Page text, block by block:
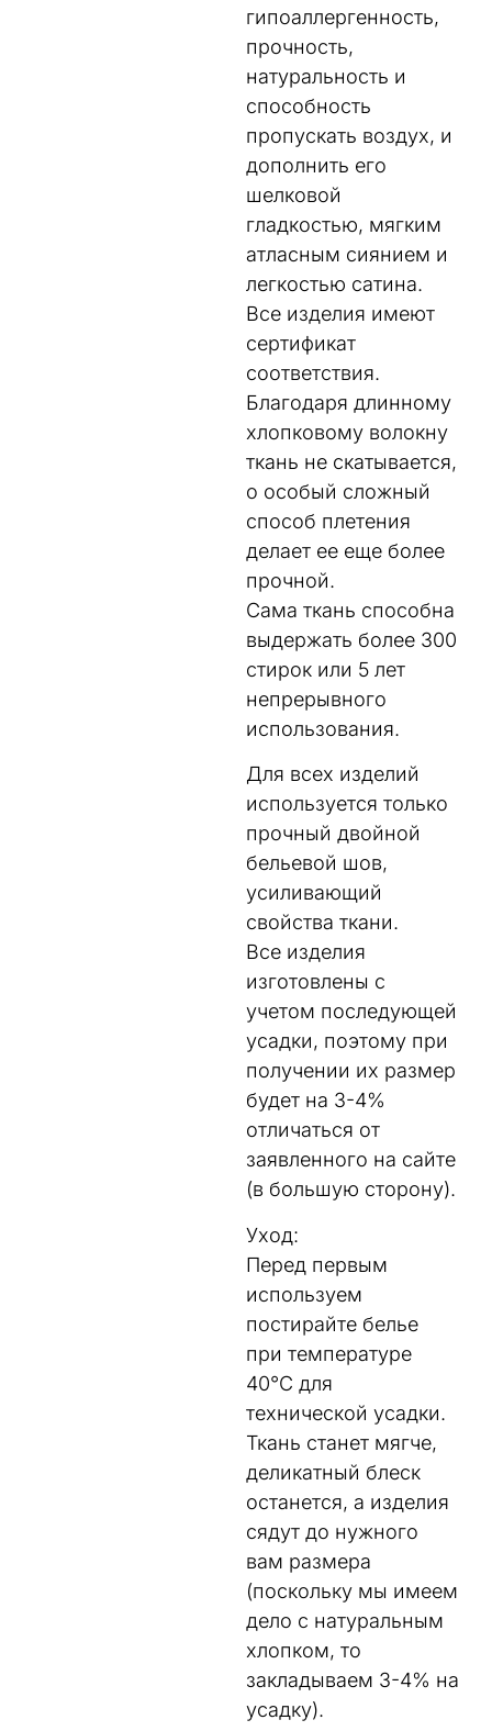
гипоаллергенность,
прочность,
натуральность и
способность
пропускать воздух, и
дополнить его
шелковой
гладкостью, мягким
атласным сиянием и
легкостью сатина.
Все изделия имеют
сертификат
соответствия.
Благодаря длинному
хлопковому волокну
ткань не скатывается,
о особый сложный
способ плетения
делает ее еще более
прочной.
Сама ткань способна
выдержать более 300
стирок или 5 лет
непрерывного
использования.
Для всех изделий
используется только
прочный двойной
бельевой шов,
усиливающий
свойства ткани.
Все изделия
изготовлены с
учетом последующей
усадки, поэтому при
получении их размер
будет на 3-4%
отличаться от
заявленного на сайте
(в большую сторону).
Уход:
Перед первым
используем
постирайте белье
при температуре
40°C для
технической усадки.
Ткань станет мягче,
деликатный блеск
останется, а изделия
сядут до нужного
вам размера
(поскольку мы имеем
дело с натуральным
хлопком, то
закладываем 3-4% на
усадку).